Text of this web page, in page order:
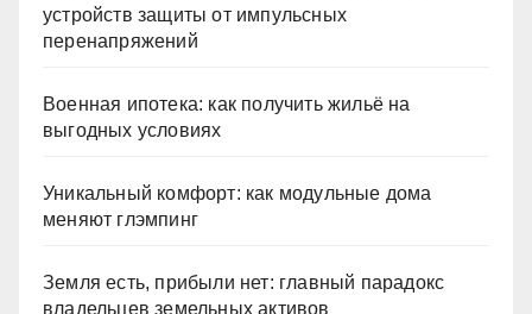
устройств защиты от импульсных
перенапряжений
Военная ипотека: как получить жильё на
выгодных условиях
Уникальный комфорт: как модульные дома
меняют глэмпинг
Земля есть, прибыли нет: главный парадокс
владельцев земельных активов